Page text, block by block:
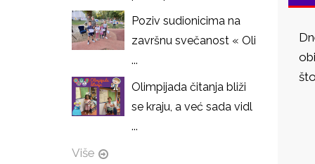
Poziv sudionicima na
završnu svečanost « Oli
...
Olimpijada čitanja bliži
se kraju, a već sada vidl
...
Više